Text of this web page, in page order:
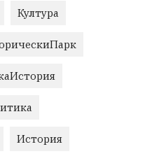
Култура
История